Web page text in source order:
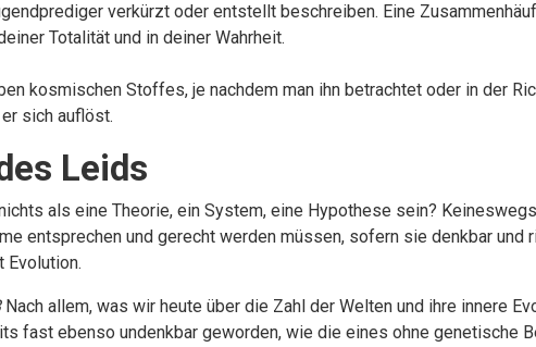
verkürzt oder entstellt beschreiben. Eine
Totalität und in deiner Wahrheit.
kosmischen Stoffes, je nachdem man ihn betrachtet oder in der
sich auflöst.
Leids
als eine Theorie, ein System, eine Hypothese sein?
und gerecht werden müssen, sofern sie denkbar und
Evolution.
Nach allem, was wir heute über die Zahl der Welten und ihre innere
fast ebenso undenkbar geworden, wie die eines ohne genetische